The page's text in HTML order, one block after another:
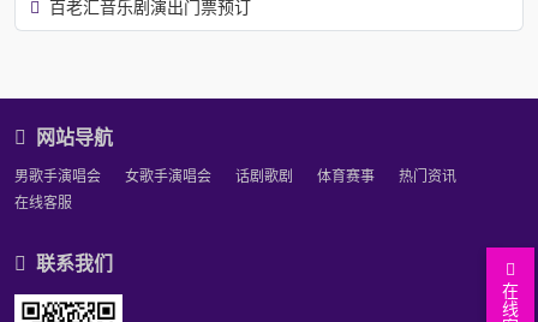
百老汇音乐剧演出门票预订
网站导航
男歌手演唱会 女歌手演唱会 话剧歌剧 体育赛事
热门资讯
在线客服
在
线
联系我们